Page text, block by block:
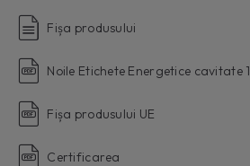
Fișa produsului
Noile Etichete Energetice cavitate 1
Fișa produsului UE
Certificarea